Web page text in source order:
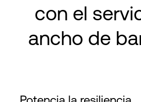
con el
ancho de